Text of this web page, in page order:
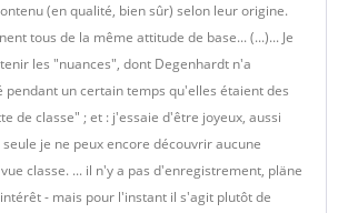
(en qualité, bien sûr) selon leur origine.
tous de la même attitude de base... (...)... Je
les "nuances", dont Degenhardt n'a
pendant un certain temps qu'elles étaient des
de classe" ; et : j'essaie d'être joyeux, aussi
je ne peux encore découvrir aucune
classe. ... il n'y a pas d'enregistrement, pläne
- mais pour l'instant il s'agit plutôt de